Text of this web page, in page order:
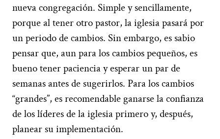
nueva congregación. Simple y sencillamente,
porque al tener otro pastor, la iglesia pasará por
un periodo de cambios. Sin embargo, es sabio
pensar que, aun para los cambios pequeños, es
bueno tener paciencia y esperar un par de
semanas antes de sugerirlos. Para los cambios
“grandes”, es recomendable ganarse la confianza
de los líderes de la iglesia primero y, después,
planear su implementación.